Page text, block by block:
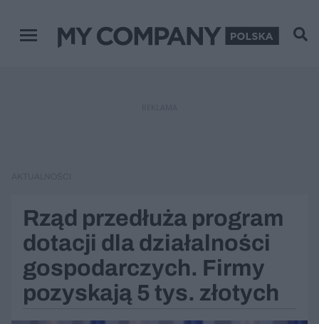
Menu główne
Rząd przedłuża program
dotacji dla działalności
gospodarczych. Firmy
pozyskają 5 tys. złotych